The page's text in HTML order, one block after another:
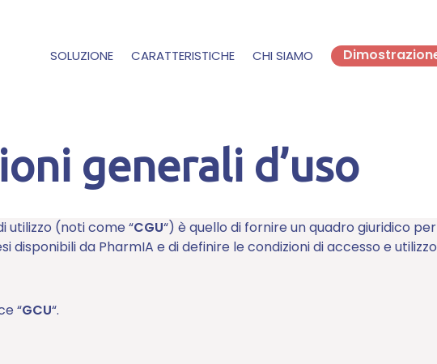
SOLUZIONE CARATTERISTICHE CHI SIAMO
generali d’uso
utilizzo (noti come “CGU“) è quello di fornire un quadro giuridico
disponibili da PharmIA e di definire le condizioni di accesso e
“GCU“.